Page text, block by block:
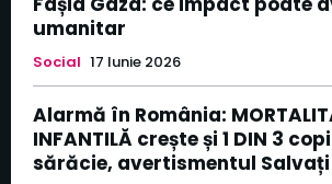
umanitar
Social 17 Iunie 2026
Alarmă în România:
INFANTILĂ crește și 1 DIN 3
sărăcie, avertismentul